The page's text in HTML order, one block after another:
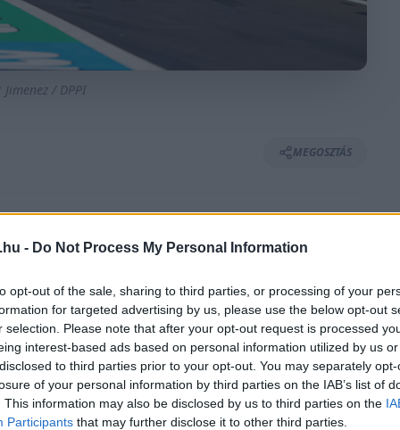
- Do Not Process My Personal Information
opt-out of the sale, sharing to third parties, or processing of your
for targeted advertising by us, please use the below opt-out
selection. Please note that after your opt-out request is processed
interest-based ads based on personal information utilized by us
to third parties prior to your opt-out. You may separately
of your personal information by third parties on the IAB’s list of
This information may also be disclosed by us to third parties on the
Participants that may further disclose it to other third parties.
/ DPPI
MEGOSZTÁS
⏱️ KB. 4 PERC OLVASÁS
amelynek hátsó szárnya miatt a Kínai
be az FIA. Miközben nem is a szárny
az FIA által a Kínai Nagydíjtól szigorított,